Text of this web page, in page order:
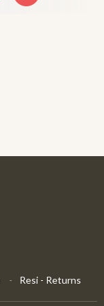
Resi - Returns